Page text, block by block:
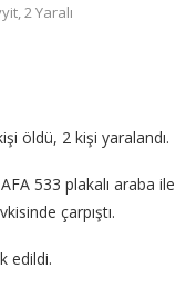
2 Yaralı
öldü, 2 kişi yaralandı.
533 plakalı araba
çarpıştı.
edildi.